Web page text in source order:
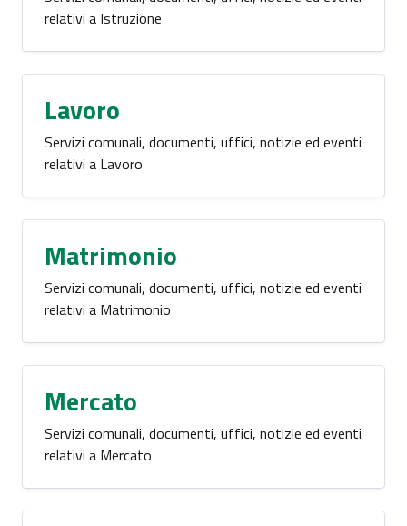
relativi a Istruzione
Lavoro
Servizi comunali, documenti, uffici, notizie ed eventi
relativi a Lavoro
Matrimonio
Servizi comunali, documenti, uffici, notizie ed eventi
relativi a Matrimonio
Mercato
Servizi comunali, documenti, uffici, notizie ed eventi
relativi a Mercato